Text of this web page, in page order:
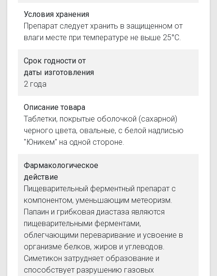
Условия хранения
Препарат следует хранить в защищенном от
влаги месте при температуре не выше 25°С.
Срок годности от
даты изготовления
2 года
Описание товара
Таблетки, покрытые оболочкой (сахарной)
черного цвета, овальные, с белой надписью
"Юникем" на одной стороне.
Фармакологическое
действие
Пищеварительный ферментный препарат с
компонентом, уменьшающим метеоризм.
Папаин и грибковая диастаза являются
пищеварительными ферментами,
облегчающими переваривание и усвоение в
организме белков, жиров и углеводов.
Симетикон затрудняет образование и
способствует разрушению газовых